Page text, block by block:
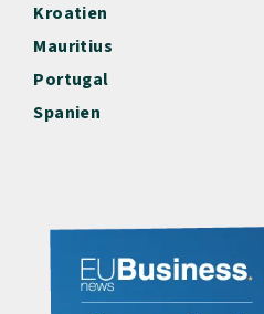
Kroatien
Mauritius
Portugal
Spanien